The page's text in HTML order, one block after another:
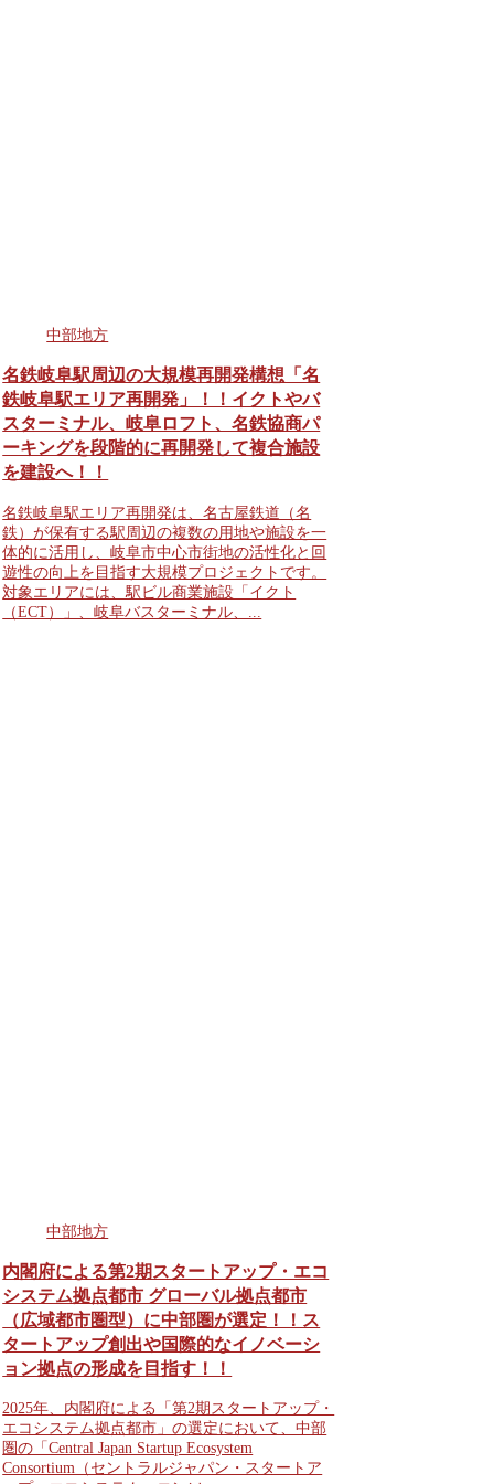
中部地方
名鉄岐阜駅周辺の大規模再開発構想「名
鉄岐阜駅エリア再開発」！！イクトやバ
スターミナル、岐阜ロフト、名鉄協商パ
ーキングを段階的に再開発して複合施設
を建設へ！！
名鉄岐阜駅エリア再開発は、名古屋鉄道（名
鉄）が保有する駅周辺の複数の用地や施設を一
体的に活用し、岐阜市中心市街地の活性化と回
遊性の向上を目指す大規模プロジェクトです。
対象エリアには、駅ビル商業施設「イクト
（ECT）」、岐阜バスターミナル、...
中部地方
内閣府による第2期スタートアップ・エコ
システム拠点都市 グローバル拠点都市
（広域都市圏型）に中部圏が選定！！ス
タートアップ創出や国際的なイノベーシ
ョン拠点の形成を目指す！！
2025年、内閣府による「第2期スタートアップ・
エコシステム拠点都市」の選定において、中部
圏の「Central Japan Startup Ecosystem
Consortium（セントラルジャパン・スタートア